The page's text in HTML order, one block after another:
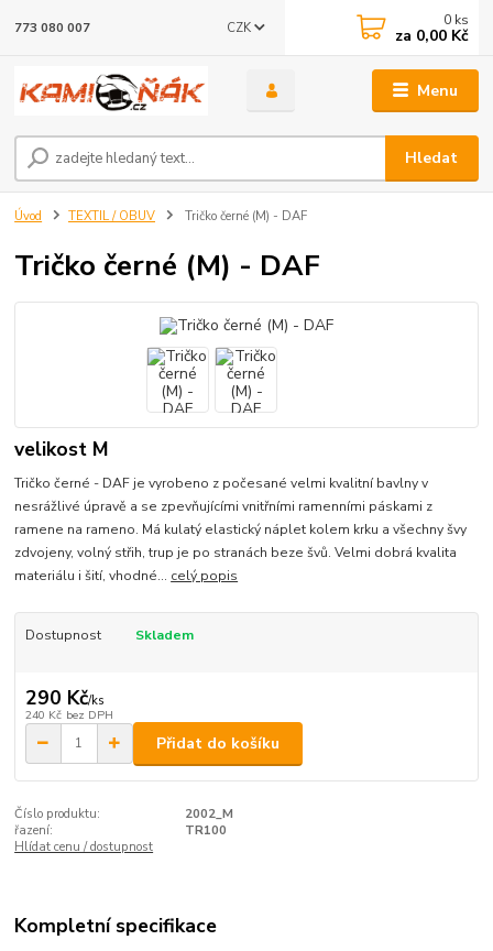
Menu
CZK
Hledat
773 080 007 0 ks
za 0,00 Kč
Úvod TEXTIL / OBUV Tričko černé (M) - DAF
Tričko černé (M) - DAF
velikost M
Tričko černé - DAF je vyrobeno z počesané velmi kvalitní bavlny v
nesrážlivé úpravě a se zpevňujícími vnitřními ramenními páskami z
ramene na rameno. Má kulatý elastický náplet kolem krku a všechny švy
zdvojeny, volný střih, trup je po stranách beze švů. Velmi dobrá kvalita
materiálu i šití, vhodné... celý popis
Dostupnost Skladem
290 Kč/ks
240 Kč bez DPH
Přidat do košíku
Číslo produktu:
2002_M
řazení:
TR100
Hlídat cenu / dostupnost
Kompletní specifikace